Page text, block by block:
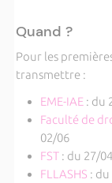
Quand ?
Pour les
transmettre :
EME-IAE : du
Faculté de
02/06
FST: du 27/
FLLASHS : du